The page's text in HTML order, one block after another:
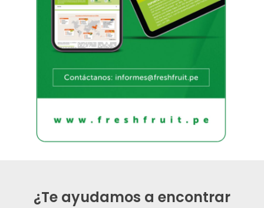
¿Te ayudamos a encontrar